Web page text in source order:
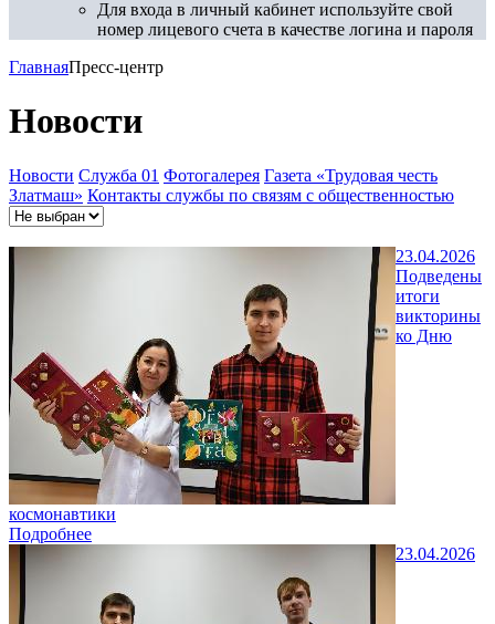
Для входа в личный кабинет используйте свой
номер лицевого счета в качестве логина и пароля
ГлавнаяПресс-центр
Новости
Новости Служба 01 Фотогалерея Газета «Трудовая честь
Златмаш» Контакты службы по связям с общественностью
23.04.2026
Подведены
итоги
викторины
ко Дню
космонавтики
Подробнее
23.04.2026